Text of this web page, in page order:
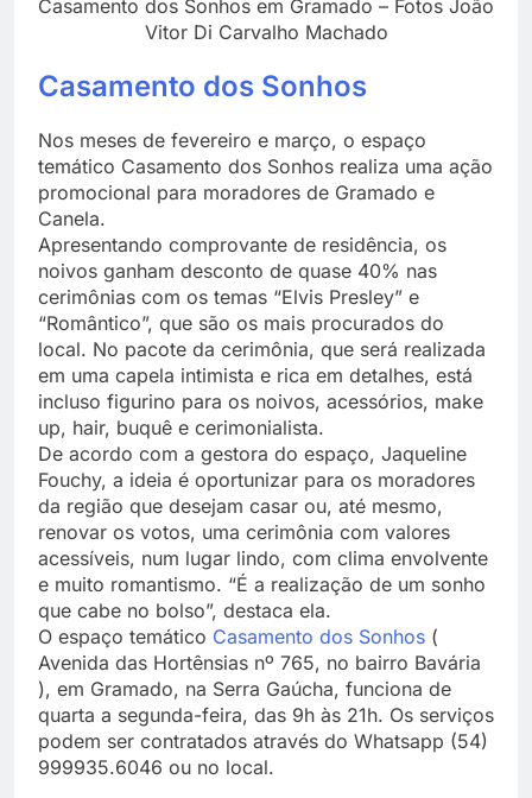
Casamento dos Sonhos em Gramado – Fotos João
Vitor Di Carvalho Machado
Casamento dos Sonhos
Nos meses de fevereiro e março, o espaço
temático Casamento dos Sonhos realiza uma ação
promocional para moradores de Gramado e
Canela.
Apresentando comprovante de residência, os
noivos ganham desconto de quase 40% nas
cerimônias com os temas “Elvis Presley” e
“Romântico”, que são os mais procurados do
local. No pacote da cerimônia, que será realizada
em uma capela intimista e rica em detalhes, está
incluso figurino para os noivos, acessórios, make
up, hair, buquê e cerimonialista.
De acordo com a gestora do espaço, Jaqueline
Fouchy, a ideia é oportunizar para os moradores
da região que desejam casar ou, até mesmo,
renovar os votos, uma cerimônia com valores
acessíveis, num lugar lindo, com clima envolvente
e muito romantismo. “É a realização de um sonho
que cabe no bolso”, destaca ela.
O espaço temático Casamento dos Sonhos (
Avenida das Hortênsias nº 765, no bairro Bavária
), em Gramado, na Serra Gaúcha, funciona de
quarta a segunda-feira, das 9h às 21h. Os serviços
podem ser contratados através do Whatsapp (54)
999935.6046 ou no local.